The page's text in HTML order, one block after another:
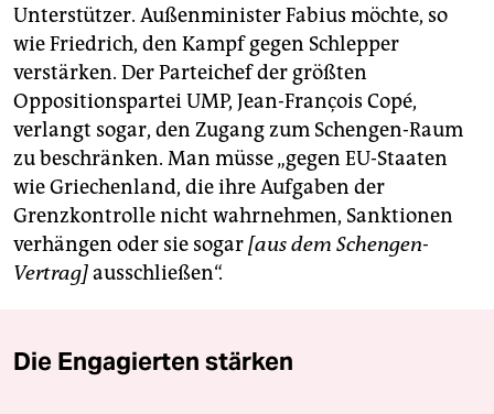
Unterstützer. Außenminister Fabius möchte, so
wie Friedrich, den Kampf gegen Schlepper
verstärken. Der Parteichef der größten
Oppositionspartei UMP, Jean-François Copé,
verlangt sogar, den Zugang zum Schengen-Raum
zu beschränken. Man müsse „gegen EU-Staaten
wie Griechenland, die ihre Aufgaben der
Grenzkontrolle nicht wahrnehmen, Sanktionen
verhängen oder sie sogar[aus dem Schengen-
Vertrag]ausschließen“.
Die Engagierten stärken